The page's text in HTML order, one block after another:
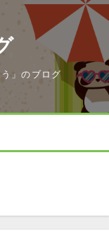
」のブログ